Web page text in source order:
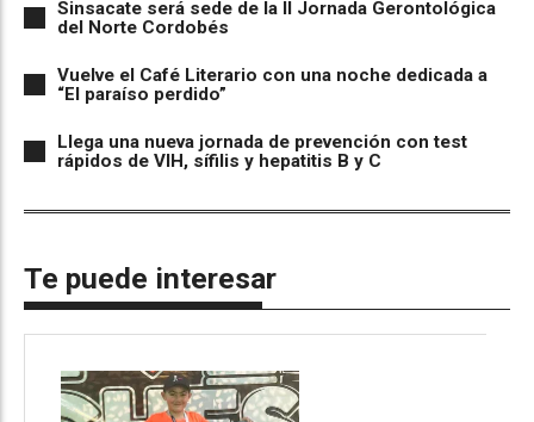
Sinsacate será sede de la II Jornada Gerontológica
del Norte Cordobés
Vuelve el Café Literario con una noche dedicada a
“El paraíso perdido”
Llega una nueva jornada de prevención con test
rápidos de VIH, sífilis y hepatitis B y C
Te puede interesar